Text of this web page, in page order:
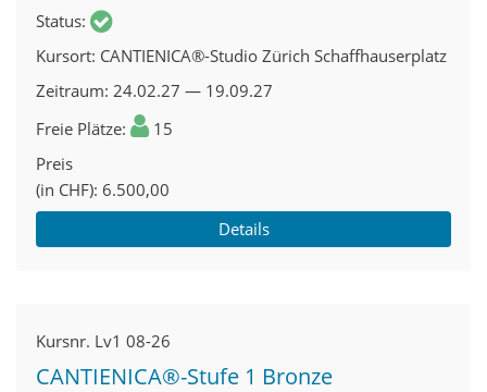
Status
Kursort CANTIENICA®-Studio Zürich Schaffhauserplatz
Zeitraum 24.02.27 — 19.09.27
Freie Plätze
15
Preis
(in CHF) 6.500,00
Details
Kursnr. Lv1 08-26
CANTIENICA®-Stufe 1 Bronze